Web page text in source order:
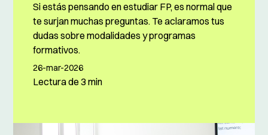
Si estás pensando en estudiar FP, es normal que
te surjan muchas preguntas. Te aclaramos tus
dudas sobre modalidades y programas
formativos.
26-mar-2026
Lectura de3 min